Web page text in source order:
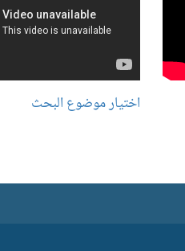
اختيار موضوع البحث